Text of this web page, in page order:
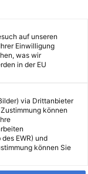
auf unseren
Einwilligung
was wir
in der EU
via Drittanbieter
können
EWR) und
können Sie